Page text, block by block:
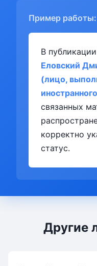
Пример
В
Еловский
(лицо,
связанных
корректно
статус.
Другие